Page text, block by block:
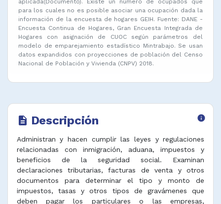
para los cuales no es posible asociar una ocupación dada la
información de la encuesta de hogares GEIH. Fuente: DANE -
Encuesta Continua de Hogares, Gran Encuesta Integrada de
Hogares con asignación de CUOC según parámetros del
modelo de emparejamiento estadístico Mintrabajo. Se usan
datos expandidos con proyecciones de población del Censo
Nacional de Población y Vivienda (CNPV) 2018.
description Descripción info
Administran y hacen cumplir las leyes y regulaciones
relacionadas con inmigración, aduana, impuestos y
beneficios de la seguridad social. Examinan
declaraciones tributarias, facturas de venta y otros
documentos para determinar el tipo y monto de
impuestos, tasas y otros tipos de gravámenes que
deben pagar los particulares o las empresas,